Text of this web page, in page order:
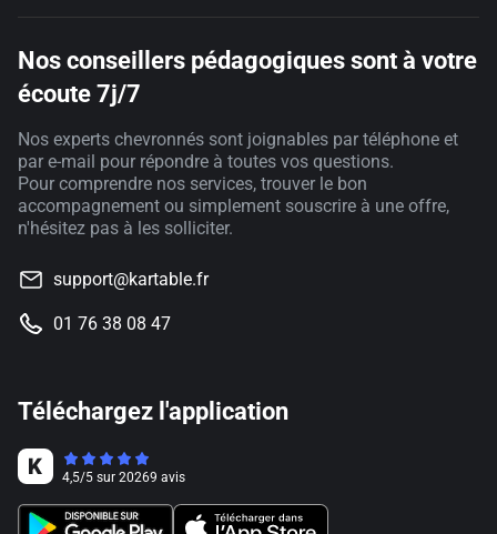
Nos conseillers pédagogiques sont à votre
écoute 7j/7
Nos experts chevronnés sont joignables par téléphone et
par e-mail pour répondre à toutes vos questions.
Pour comprendre nos services, trouver le bon
accompagnement ou simplement souscrire à une offre,
n'hésitez pas à les solliciter.
support@kartable.fr
01 76 38 08 47
Téléchargez l'application
4,5/5 sur 20269 avis